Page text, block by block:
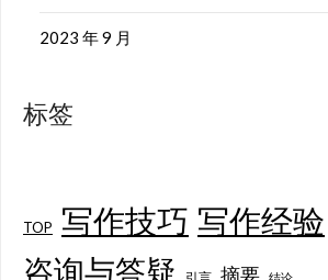
2023 年 9 月
标签
TOP 写作技巧 写作经验
咨询与答疑 摘要